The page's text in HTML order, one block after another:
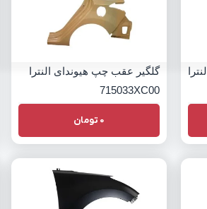
گلگیر عقب چپ هیوندای النترا
715033XC00
0 تومان